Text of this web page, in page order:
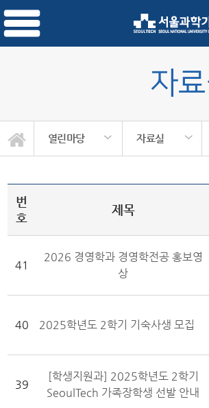
자
열린마당 자료실
번
호
제목
41
2026 경영학과 경영학전공 홍보영
상
40 2025학년도 2학기 기숙사생 모집
39
[학생지원과] 2025학년도 2학기
SeoulTech 가족장학생 선발 안내